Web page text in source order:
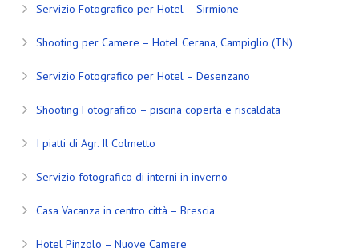
Servizio Fotografico per Hotel – Sirmione
Shooting per Camere – Hotel Cerana, Campiglio (TN)
Servizio Fotografico per Hotel – Desenzano
Shooting Fotografico – piscina coperta e riscaldata
I piatti di Agr. Il Colmetto
Servizio fotografico di interni in inverno
Casa Vacanza in centro città – Brescia
Hotel Pinzolo – Nuove Camere